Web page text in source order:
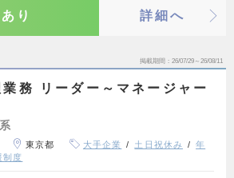
り 詳細へ
掲載期間 26/07/29～26/08/11
務 リーダー～マネージャー
東京都 大手企業 土日祝休み
年
制度